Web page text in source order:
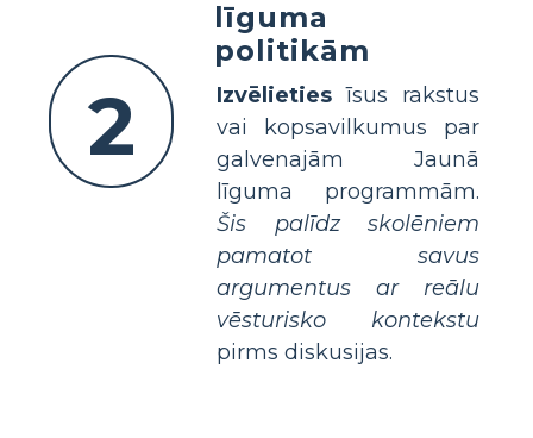
2
līguma
politikām
Izvēlieties īsus rakstus
vai kopsavilkumus par
galvenajām Jaunā
līguma programmām.
Šis palīdz skolēniem
pamatot savus
argumentus ar reālu
vēsturisko kontekstu
pirms diskusijas.